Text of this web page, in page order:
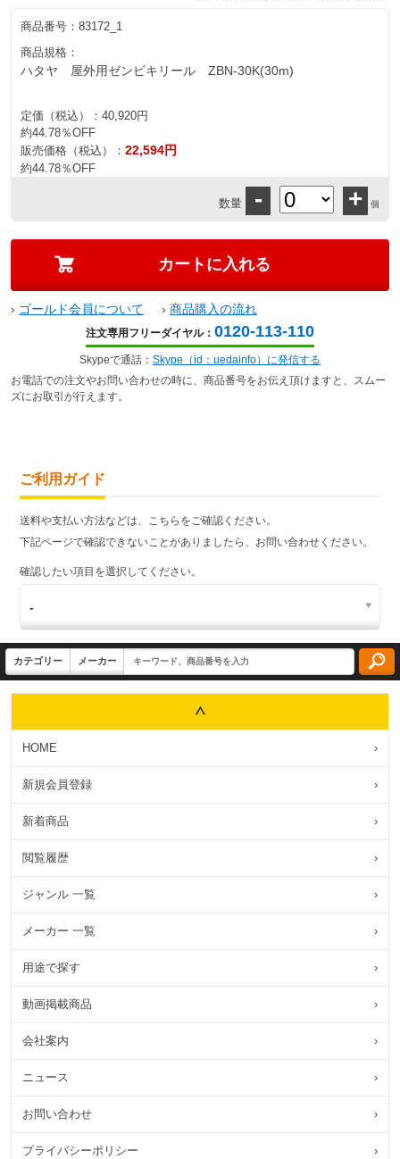
商品番号： 83172_1
商品規格：
ハタヤ 屋外用ゼンビキリール ZBN-30K(30m)
定価（税込）： 40,920円
約44.78％OFF
販売価格（税込）： 22,594円
約44.78％OFF
数量 - + 個
› ゴールド会員について › 商品購入の流れ
注文専用フリーダイヤル： 0120-113-110
Skypeで通話： Skype（id：uedainfo）に発信する
お電話での注文やお問い合わせの時に、商品番号をお伝え頂けますと、スムー
ズにお取引が行えます。
ご利用ガイド
送料や支払い方法などは、こちらをご確認ください。
下記ページで確認できないことがありましたら、お問い合わせください。
確認したい項目を選択してください。
HOME ›
新規会員登録 ›
新着商品 ›
閲覧履歴 ›
ジャンル 一覧 ›
メーカー 一覧 ›
用途で探す ›
動画掲載商品 ›
会社案内 ›
ニュース ›
お問い合わせ ›
プライバシーポリシー ›